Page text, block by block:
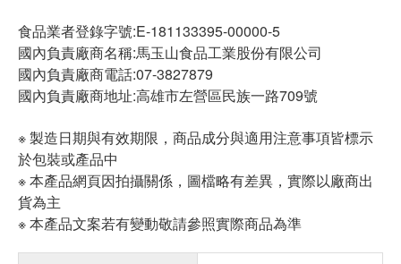
食品業者登錄字號:E-181133395-00000-5
國內負責廠商名稱:馬玉山食品工業股份有限公司
國內負責廠商電話:07-3827879
國內負責廠商地址:高雄市左營區民族一路709號
※ 製造日期與有效期限，商品成分與適用注意事項皆標示
於包裝或產品中
※ 本產品網頁因拍攝關係，圖檔略有差異，實際以廠商出
貨為主
※ 本產品文案若有變動敬請參照實際商品為準